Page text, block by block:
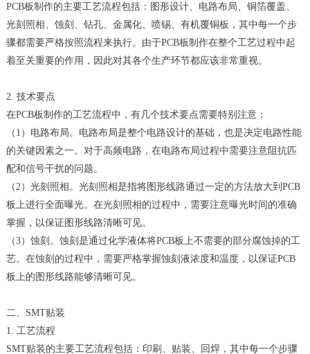
PCB板制作的主要工艺流程包括：图形设计、电路布局、铜箔覆盖、
光刻照相、蚀刻、钻孔、金属化、喷锡、有机覆铜板，其中每一个步
骤都需要严格按照流程来执行。由于PCB板制作在整个工艺过程中起
着至关重要的作用，因此对其各个生产环节都应该非常重视。
2. 技术要点
在PCB板制作的工艺流程中，有几个技术要点需要特别注意：
（1）电路布局。电路布局是整个电路设计的基础，也是决定电路性能
的关键因素之一。对于高频电路，在电路布局过程中需要注意阻抗匹
配和信号干扰的问题。
（2）光刻照相。光刻照相是指将图形线路通过一定的方法放大到PCB
板上进行全面曝光。在光刻照相的过程中，需要注意曝光时间的准确
掌握，以保证图形线路清晰可见。
（3）蚀刻。蚀刻是通过化学液体将PCB板上不需要的部分腐蚀掉的工
艺。在蚀刻的过程中，需要严格掌握蚀刻液浓度和温度，以保证PCB
板上的图形线路能够清晰可见。
二、SMT贴装
1. 工艺流程
SMT贴装的主要工艺流程包括：印刷、贴装、回焊，其中每一个步骤